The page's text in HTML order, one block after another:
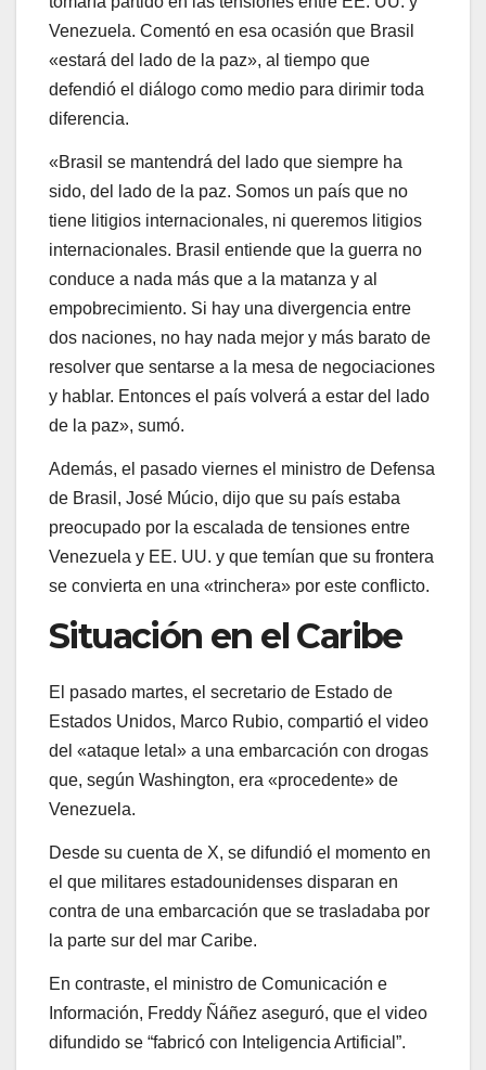
Venezuela. Comentó en esa ocasión que Brasil
«estará del lado de la paz», al tiempo que
defendió el diálogo como medio para dirimir toda
diferencia.
«Brasil se mantendrá del lado que siempre ha
sido, del lado de la paz. Somos un país que no
tiene litigios internacionales, ni queremos litigios
internacionales. Brasil entiende que la guerra no
conduce a nada más que a la matanza y al
empobrecimiento. Si hay una divergencia entre
dos naciones, no hay nada mejor y más barato de
resolver que sentarse a la mesa de negociaciones
y hablar. Entonces el país volverá a estar del lado
de la paz», sumó.
Además, el pasado viernes el ministro de Defensa
de Brasil, José Múcio, dijo que su país estaba
preocupado por la escalada de tensiones entre
Venezuela y EE. UU. y que temían que su frontera
se convierta en una «trinchera» por este conflicto.
Situación en el Caribe
El pasado martes, el secretario de Estado de
Estados Unidos, Marco Rubio, compartió el video
del «ataque letal» a una embarcación con drogas
que, según Washington, era «procedente» de
Venezuela.
Desde su cuenta de X, se difundió el momento en
el que militares estadounidenses disparan en
contra de una embarcación que se trasladaba por
la parte sur del mar Caribe.
En contraste, el ministro de Comunicación e
Información, Freddy Ñáñez aseguró, que el video
difundido se “fabricó con Inteligencia Artificial”.